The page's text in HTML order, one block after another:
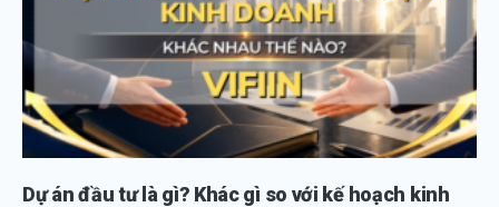
Dự án đầu tư là gì? Khác gì so với kế hoạch kinh